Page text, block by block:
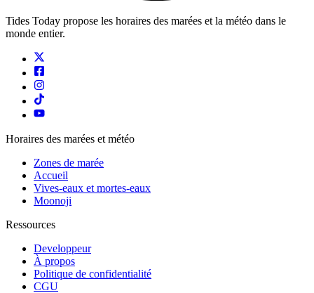
Tides Today propose les horaires des marées et la météo dans le
monde entier.
Horaires des marées et météo
Zones de marée
Accueil
Vives-eaux et mortes-eaux
Moonoji
Ressources
Developpeur
À propos
Politique de confidentialité
CGU